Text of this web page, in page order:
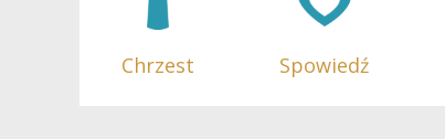
Chrzest Spowiedź